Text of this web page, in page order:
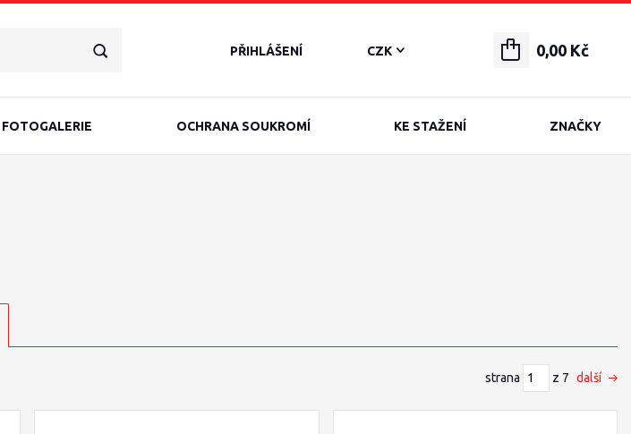
FOTOGALERIE OCHRANA SOUKROMÍ KE STAŽENÍ ZNAČKY
CZK
PŘIHLÁŠENÍ 0,00 Kč
strana z 7 další